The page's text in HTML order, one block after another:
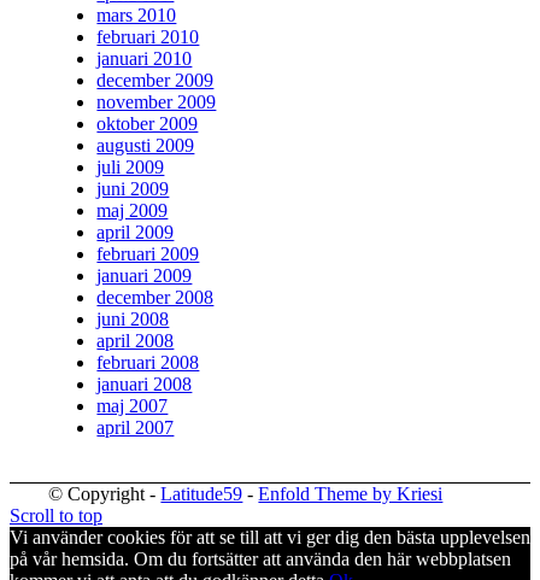
mars 2010
februari 2010
januari 2010
december 2009
november 2009
oktober 2009
augusti 2009
juli 2009
juni 2009
maj 2009
april 2009
februari 2009
januari 2009
december 2008
juni 2008
april 2008
februari 2008
januari 2008
maj 2007
april 2007
© Copyright -Latitude59 -Enfold Theme by Kriesi
Scroll to top
Vi använder cookies för att se till att vi ger dig den bästa upplevelsen
på vår hemsida. Om du fortsätter att använda den här webbplatsen